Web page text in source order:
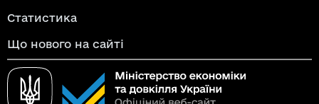
Статистика
Що нового на сайті